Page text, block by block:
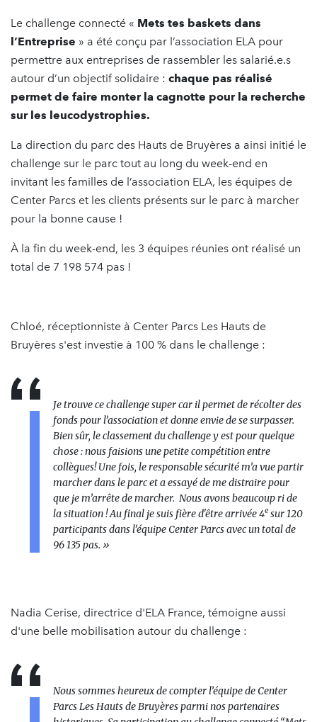
Le challenge connecté « Mets tes baskets dans
l’Entreprise » a été conçu par l’association ELA pour
permettre aux entreprises de rassembler les salarié.e.s
autour d’un objectif solidaire : chaque pas réalisé
permet de faire monter la cagnotte pour la recherche
sur les leucodystrophies.
La direction du parc des Hauts de Bruyères a ainsi initié le
challenge sur le parc tout au long du week-end en
invitant les familles de l’association ELA, les équipes de
Center Parcs et les clients présents sur le parc à marcher
pour la bonne cause !
À la fin du week-end, les 3 équipes réunies ont réalisé un
total de 7 198 574 pas !
Chloé, réceptionniste à Center Parcs Les Hauts de
Bruyères s'est investie à 100 % dans le challenge :
Je trouve ce challenge super car il permet de récolter des
fonds pour l’association et donne envie de se surpasser.
Bien sûr, le classement du challenge y est pour quelque
chose : nous faisions une petite compétition entre
collègues! Une fois, le responsable sécurité m’a vue partir
marcher dans le parc et a essayé de me distraire pour
que je m’arrête de marcher. Nous avons beaucoup ri de
la situation ! Au final je suis fière d'être arrivée 4e sur 120
participants dans l’équipe Center Parcs avec un total de
96 135 pas. »
Nadia Cerise, directrice d'ELA France, témoigne aussi
d'une belle mobilisation autour du challenge :
Nous sommes heureux de compter l’équipe de Center
Parcs Les Hauts de Bruyères parmi nos partenaires